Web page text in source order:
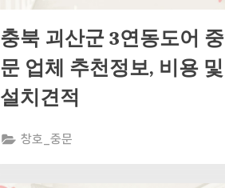
충북 괴산군 3연동도어 중
문 업체 추천정보, 비용 및
설치견적
창호_중문